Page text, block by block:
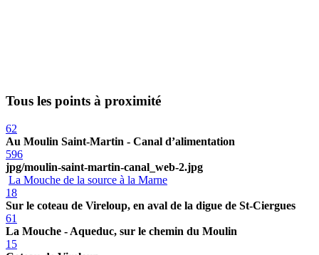
Tous les points à proximité
62
Au Moulin Saint-Martin - Canal d’alimentation
596
jpg/moulin-saint-martin-canal_web-2.jpg
La Mouche de la source à la Marne
18
Sur le coteau de Vireloup, en aval de la digue de St-Ciergues
61
La Mouche - Aqueduc, sur le chemin du Moulin
15